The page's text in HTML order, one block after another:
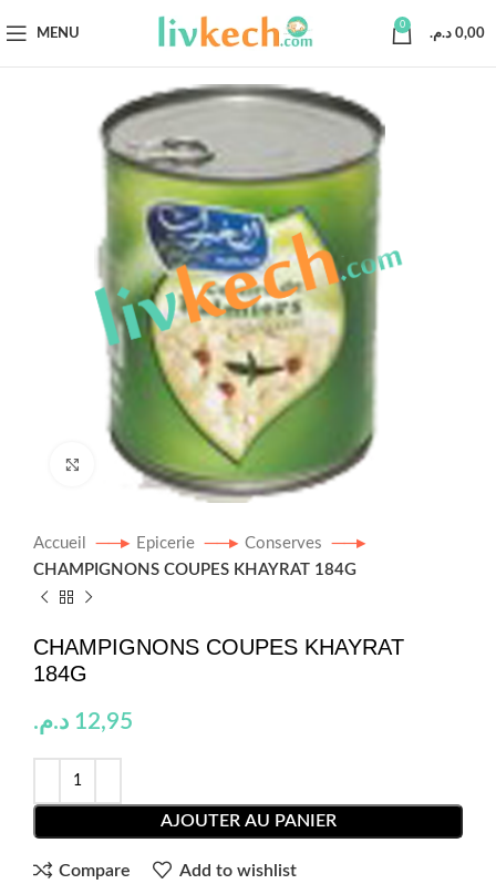
MENU
0
0,00 د.م.
Click to enlarge
Accueil Epicerie
Conserves
CHAMPIGNONS COUPES KHAYRAT 184G
CHAMPIGNONS COUPES KHAYRAT
184G
12,95 د.م.
AJOUTER AU PANIER
Compare Add to wishlist